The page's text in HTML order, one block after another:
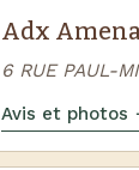
Adx
6 RUE PAUL-
Avis et photos